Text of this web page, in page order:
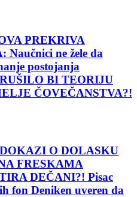
PREKRIVA
ne žele da
postojanja
BI TEORIJU
ČOVEČANSTVA?!
O DOLASKU
FRESKAMA
DEČANI?! Pisac
fon Deniken uveren da